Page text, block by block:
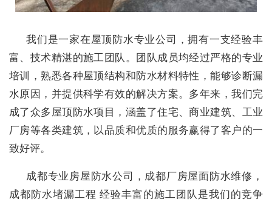
我们是一家在屋顶防水专业公司，拥有一支经验丰
富、技术精湛的施工团队。团队成员均经过严格的专业
培训，熟悉各种屋顶结构和防水材料特性，能够诊断漏
水原因，并提供科学有效的解决方案。多年来，我们完
成了众多屋顶防水项目，涵盖了住宅、商业建筑、工业
厂房等各类建筑，以品质和优质的服务赢得了客户的一
致好评。
成都专业房屋防水公司，成都厂房屋面防水维修，
成都防水堵漏工程 经验丰富的施工团队是我们的竞争